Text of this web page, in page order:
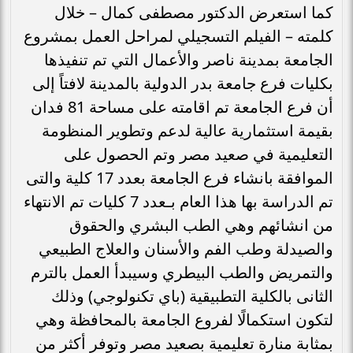
كما استعرض الدكتور مصطفى كمال – خلال
كلمته – الفيلم التسجيلي لمراحل العمل بمشروع
الجامعة بمدينة ناصر والأعمال التي تم تنفيذها
بكليات فرع جامعة بدر الدولية بالمدينة لافتاً إلى
أن فرع الجامعة تم اقامته على مساحة 81 فدان
بقيمة استثمارية عالية لدعم وتطوير المنظومة
التعليمية في صعيد مصر وتم الحصول على
الموافقة بانشاء فرع الجامعة بعدد 17 كلية والتى
تم الدراسة بها هذا العام بـعدد 7 كليات تم الانتهاء
من انشائهم وهي الطب البشري والحقوق
والصيدلة وطب الفم والأسنان والعلاج الطبيعي
والتمريض والطب البيطري وسيبدأ العمل بالترم
الثانى بالكلية التطبيقية (باي تكنولوجي) وذلك
لتكون استكمالًا لفروع الجامعة بالمحافظة وهي
بمثابة منارة تعليمية بصعيد مصر وتوفر أكثر من